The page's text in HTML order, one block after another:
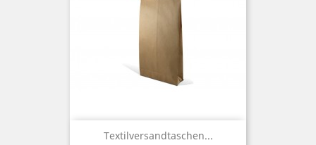
Textilversandtaschen...